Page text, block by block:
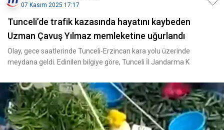
07 Kasım 2025 17:17
Tunceli’de trafik kazasında hayatını kaybeden
Uzman Çavuş Yılmaz memleketine uğurlandı
Olay, gece saatlerinde Tunceli-Erzincan kara yolu üzerinde
meydana geldi. Edinilen bilgiye göre, Tunceli İl Jandarma K